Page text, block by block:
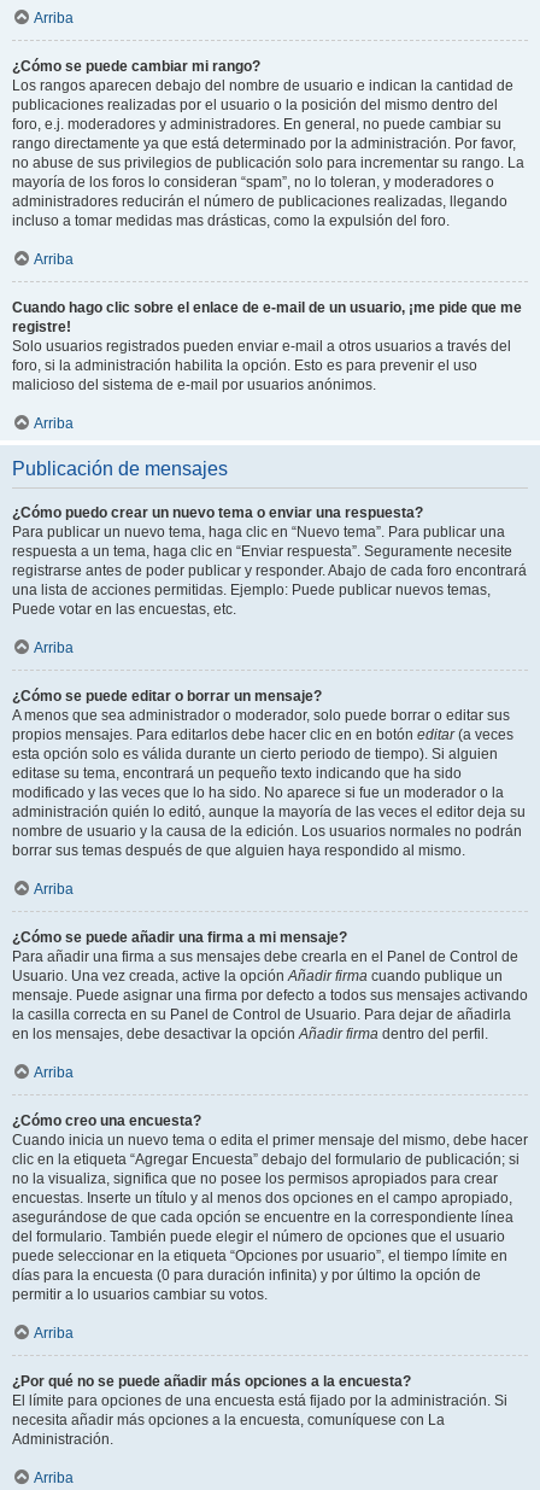
Arriba
¿Cómo se puede cambiar mi rango?
Los rangos aparecen debajo del nombre de usuario e indican la cantidad de
publicaciones realizadas por el usuario o la posición del mismo dentro del
foro, e.j. moderadores y administradores. En general, no puede cambiar su
rango directamente ya que está determinado por la administración. Por favor,
no abuse de sus privilegios de publicación solo para incrementar su rango. La
mayoría de los foros lo consideran “spam”, no lo toleran, y moderadores o
administradores reducirán el número de publicaciones realizadas, llegando
incluso a tomar medidas mas drásticas, como la expulsión del foro.
Arriba
Cuando hago clic sobre el enlace de e-mail de un usuario, ¡me pide que me
registre!
Solo usuarios registrados pueden enviar e-mail a otros usuarios a través del
foro, si la administración habilita la opción. Esto es para prevenir el uso
malicioso del sistema de e-mail por usuarios anónimos.
Arriba
Publicación de mensajes
¿Cómo puedo crear un nuevo tema o enviar una respuesta?
Para publicar un nuevo tema, haga clic en “Nuevo tema”. Para publicar una
respuesta a un tema, haga clic en “Enviar respuesta”. Seguramente necesite
registrarse antes de poder publicar y responder. Abajo de cada foro encontrará
una lista de acciones permitidas. Ejemplo: Puede publicar nuevos temas,
Puede votar en las encuestas, etc.
Arriba
¿Cómo se puede editar o borrar un mensaje?
A menos que sea administrador o moderador, solo puede borrar o editar sus
propios mensajes. Para editarlos debe hacer clic en en botón editar(a veces
esta opción solo es válida durante un cierto periodo de tiempo). Si alguien
editase su tema, encontrará un pequeño texto indicando que ha sido
modificado y las veces que lo ha sido. No aparece si fue un moderador o la
administración quién lo editó, aunque la mayoría de las veces el editor deja su
nombre de usuario y la causa de la edición. Los usuarios normales no podrán
borrar sus temas después de que alguien haya respondido al mismo.
Arriba
¿Cómo se puede añadir una firma a mi mensaje?
Para añadir una firma a sus mensajes debe crearla en el Panel de Control de
Usuario. Una vez creada, active la opciónAñadir firma cuando publique un
mensaje. Puede asignar una firma por defecto a todos sus mensajes activando
la casilla correcta en su Panel de Control de Usuario. Para dejar de añadirla
en los mensajes, debe desactivar la opciónAñadir firma dentro del perfil.
Arriba
¿Cómo creo una encuesta?
Cuando inicia un nuevo tema o edita el primer mensaje del mismo, debe hacer
clic en la etiqueta “Agregar Encuesta” debajo del formulario de publicación; si
no la visualiza, significa que no posee los permisos apropiados para crear
encuestas. Inserte un título y al menos dos opciones en el campo apropiado,
asegurándose de que cada opción se encuentre en la correspondiente línea
del formulario. También puede elegir el número de opciones que el usuario
puede seleccionar en la etiqueta “Opciones por usuario”, el tiempo límite en
días para la encuesta (0 para duración infinita) y por último la opción de
permitir a lo usuarios cambiar su votos.
Arriba
¿Por qué no se puede añadir más opciones a la encuesta?
El límite para opciones de una encuesta está fijado por la administración. Si
necesita añadir más opciones a la encuesta, comuníquese con La
Administración.
Arriba